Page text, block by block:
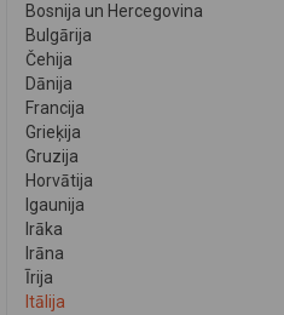
Bosnija un Hercegovina
Bulgārija
Čehija
Dānija
Francija
Grieķija
Gruzija
Horvātija
Igaunija
Irāka
Irāna
Īrija
Itālija